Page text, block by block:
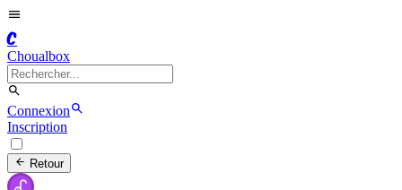
C
Choualbox
Connexion
Inscription
Retour